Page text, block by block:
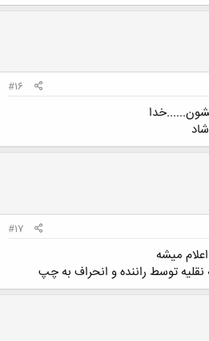
#16
#17
ميشه
توسط راننده و انحراف به چپ